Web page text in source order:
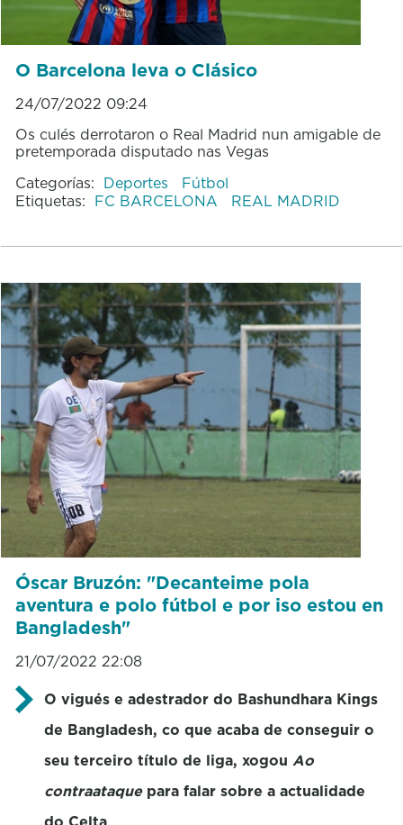
O Barcelona leva o Clásico
24/07/2022 09:24
Os culés derrotaron o Real Madrid nun amigable de
pretemporada disputado nas Vegas
Categorías: Deportes
Fútbol
Etiquetas: FC BARCELONA REAL MADRID
Óscar Bruzón: "Decanteime pola
aventura e polo fútbol e por iso estou en
Bangladesh"
21/07/2022 22:08
O vigués e adestrador do Bashundhara Kings
de Bangladesh, co que acaba de conseguir o
seu terceiro título de liga, xogou Ao
contraataquepara falar sobre a actualidade